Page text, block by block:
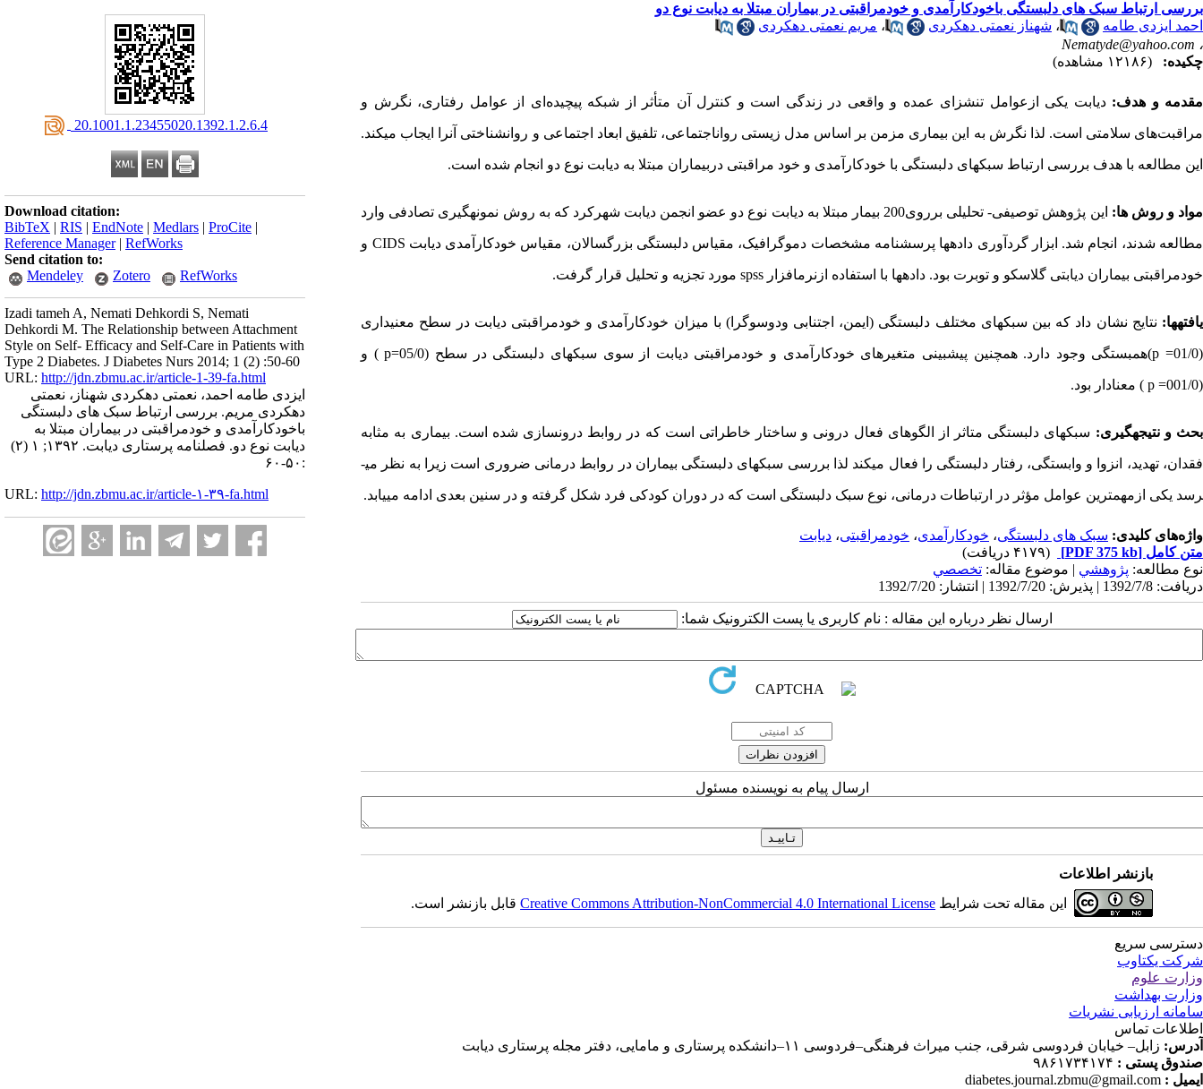
‎ 20.1001.1.23455020.1392.1.2.6.4
Download citation:
BibTeX | RIS | EndNote | Medlars | ProCite |
Reference Manager| RefWorks
Send citation to:
Mendeley
Zotero RefWorks
Izadi tameh A, Nemati Dehkordi S, Nemati
Dehkordi M. The Relationship between Attachment
Style on Self- Efficacy and Self-Care in Patients with
Type 2 Diabetes. J Diabetes Nurs 2014; 1 (2) :50-60
URL: http://jdn.zbmu.ac.ir/article-1-39-fa.html
ایزدی طامه احمد، نعمتی دهکردی شهناز، نعمتی
دهکردی مریم. بررسی ارتباط سبک های دلبستگی
باخودکارآمدی و خودمراقبتی در بیماران مبتلا به
دیابت نوع دو. فصلنامه پرستاری دیابت. ۱۳۹۲; ۱ (۲)
:۵۰-۶۰
URL: http://jdn.zbmu.ac.ir/article-۱-۳۹-fa.html
بررسی ارتباط سبک های دلبستگی باخودکارآمدی و خودمراقبتی در بیماران مبتلا به دیابت نوع دو
احمد ایزدی طامه
، شهناز نعمتی دهکردی ، مریم نعمتی دهکردی
، Nematyde@yahoo.com
چکیده:
(۱۲۱۸۶ مشاهده)
مقدمه و هدف: دیابت یکی ازعوامل تنش­زای عمده و واقعی در زندگی است و کنترل آن متأثر از شبکه پیچیده‌ای از عوامل رفتاری، نگرش و
مراقبت‌های سلامتی است. لذا نگرش به این بیماری مزمن بر اساس مدل زیستی روان­اجتماعی، تلفیق ابعاد اجتماعی و روانشناختی آنرا ایجاب می­کند.
این مطالعه با هدف بررسی ارتباط سبک­­های دلبستگی با خودکارآمدی و خود­ مراقبتی دربیماران مبتلا به دیابت نوع دو انجام شده است.
مواد و روش ها: این پژوهش توصیفی- تحلیلی برروی200 بیمار مبتلا به دیابت نوع دو عضو انجمن دیابت شهرکرد که به روش نمونه­­گیری تصادفی وارد
مطالعه شدند، انجام شد. ابزار گرد­آوری داده­ها پرسشنامه مشخصات دموگرافیک، مقیاس دلبستگی بزرگسالان، مقیاس خودکارآمدی دیابت CIDS و
خودمراقبتی بیماران دیابتی گلاسکو و توبرت بود. داده­ها با استفاده ازنرم­افزار spss مورد تجزیه و تحلیل قرار گرفت.
یافته­ها: نتایج نشان داد که بین سبک­های مختلف دلبستگی (ایمن، اجتنابی ودوسوگرا) با میزان خودکارآمدی و خودمراقبتی دیابت در سطح معنی­داری
)
01/0
(p =همبستگی وجود دارد. همچنین پیش­بینی متغیرهای خودکارآمدی و خودمراقبتی دیابت از سوی سبک­های دلبستگی در سطح (05/0
p=) و
(001/0
( p = معنادار بود.
بحث و نتیجه­گیری: سبک­های دلبستگی متاثر از الگوهای فعال درونی و ساختار خاطراتی است که در روابط درون­سازی شده است. بیماری به مثابه
تهدید، انزوا و وابستگی، رفتار دلبستگی را فعال می­کند لذا بررسی سبک­های دلبستگی بیماران در روابط درمانی ضروری است زیرا به نظر می­
رسد یکی ازمهمترین عوامل مؤثر در ارتباطات درمانی، نوع سبک دلبستگی است که در دوران کودکی فرد شکل گرفته و در سنین بعدی ادامه می­یابد.
واژه‌های کلیدی: سبک های دلبستگی، خودکارآمدی، خودمراقبتی، دیابت
متن کامل [PDF 375 kb]
(۴۱۷۹ دریافت)
نوع مطالعه: پژوهشي | موضوع مقاله: تخصصي
دریافت: 1392/7/8 | پذیرش: 1392/7/20 | انتشار: 1392/7/20
ارسال نظر درباره این مقاله : نام کاربری یا پست الکترونیک شما:
ارسال پیام به نویسنده مسئول
بازنشر اطلاعات
این مقاله تحت شرایط Creative Commons Attribution-NonCommercial 4.0 International Licenseقابل بازنشر است.
دسترسی سریع
شرکت یکتاوب
وزارت علوم
وزارت بهداشت
سامانه ارزیابی نشریات
اطلاعات تماس
آدرس: زابل– خیابان فردوسی شرقی، جنب میراث فرهنگی–فردوسی ۱۱–دانشکده پرستاری و مامایی، دفتر مجله پرستاری دیابت
صندوق پستی : ۹۸۶۱۷۳۴۱۷۴
ایمیل : diabetes.journal.zbmu@gmail.com